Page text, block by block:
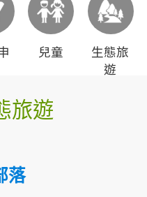
兒童
生態旅
遊
旅遊
落